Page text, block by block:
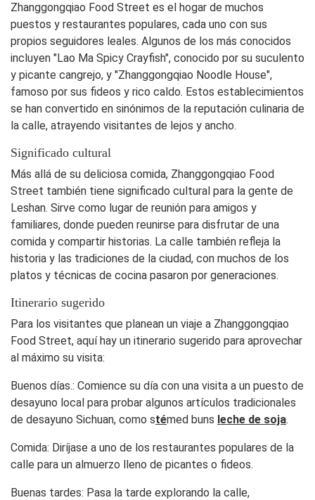
Zhanggongqiao Food Street es el hogar de muchos
puestos y restaurantes populares, cada uno con sus
propios seguidores leales. Algunos de los más conocidos
incluyen "Lao Ma Spicy Crayfish", conocido por su suculento
y picante cangrejo, y "Zhanggongqiao Noodle House",
famoso por sus fideos y rico caldo. Estos establecimientos
se han convertido en sinónimos de la reputación culinaria de
la calle, atrayendo visitantes de lejos y ancho.
Significado cultural
Más allá de su deliciosa comida, Zhanggongqiao Food
Street también tiene significado cultural para la gente de
Leshan. Sirve como lugar de reunión para amigos y
familiares, donde pueden reunirse para disfrutar de una
comida y compartir historias. La calle también refleja la
historia y las tradiciones de la ciudad, con muchos de los
platos y técnicas de cocina pasaron por generaciones.
Itinerario sugerido
Para los visitantes que planean un viaje a Zhanggongqiao
Food Street, aquí hay un itinerario sugerido para aprovechar
al máximo su visita:
Buenos días.: Comience su día con una visita a un puesto de
desayuno local para probar algunos artículos tradicionales
de desayuno Sichuan, como stémed buns leche de soja.
Comida: Diríjase a uno de los restaurantes populares de la
calle para un almuerzo lleno de picantes o fideos.
Buenas tardes: Pasa la tarde explorando la calle,